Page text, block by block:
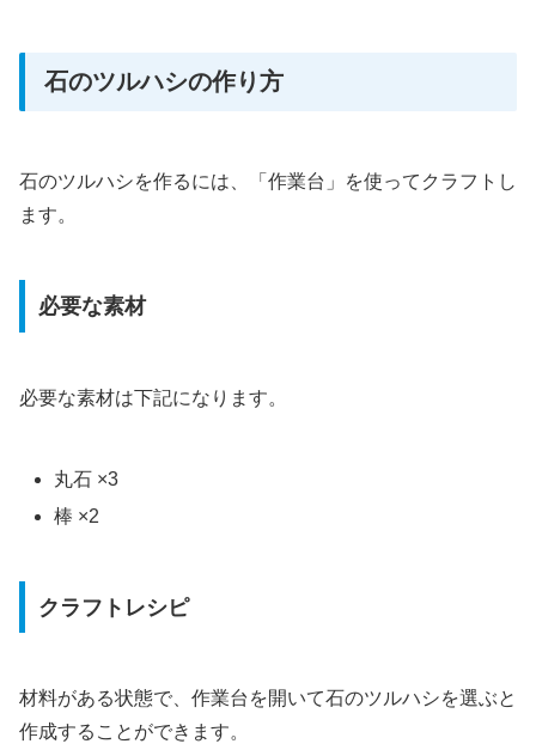
石のツルハシの作り方
石のツルハシを作るには、「作業台」を使ってクラフトし
ます。
必要な素材
必要な素材は下記になります。
丸石 ×3
棒 ×2
クラフトレシピ
材料がある状態で、作業台を開いて石のツルハシを選ぶと
作成することができます。